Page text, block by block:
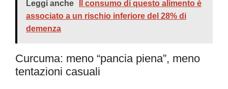
Leggi anche
Il consumo di questo alimento è
associato a un rischio inferiore del 28% di
demenza
Curcuma: meno “pancia piena”, meno
tentazioni casuali